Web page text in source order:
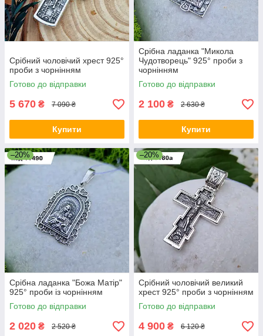
Срібний чоловічий хрест 925°
проби з чорнінням
Готово до відправки
5 670 ₴ 7 090 ₴
Купити
Срібна ладанка "Микола
Чудотворець" 925° проби з
чорнінням
Готово до відправки
2 100 ₴ 2 630 ₴
Купити
–20%
Срібна ладанка "Божа Матір"
925° проби із чорнінням
Готово до відправки
2 020 ₴ 2 520 ₴
–20%
Срібний чоловічий великий
хрест 925° проби з чорнінням
Готово до відправки
4 900 ₴ 6 120 ₴